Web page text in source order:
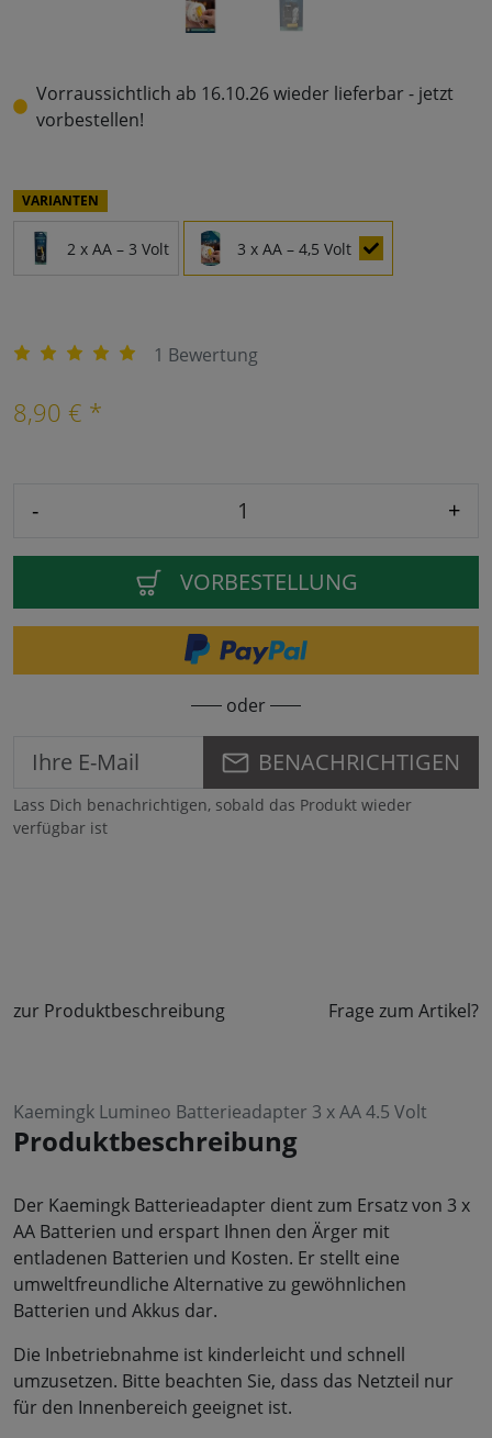
Vorraussichtlich ab 16.10.26 wieder lieferbar - jetzt
vorbestellen!
VARIANTEN
2 x AA – 3 Volt 3 x AA – 4,5 Volt
1 Bewertung
8,90 € *
- +
VORBESTELLUNG
oder
BENACHRICHTIGEN
Lass Dich benachrichtigen, sobald das Produkt wieder
verfügbar ist
zur Produktbeschreibung Frage zum Artikel?
Kaemingk Lumineo Batterieadapter 3 x AA 4.5 Volt
Produktbeschreibung
Der Kaemingk Batterieadapter dient zum Ersatz von 3 x
AA Batterien und erspart Ihnen den Ärger mit
entladenen Batterien und Kosten. Er stellt eine
umweltfreundliche Alternative zu gewöhnlichen
Batterien und Akkus dar.
Die Inbetriebnahme ist kinderleicht und schnell
umzusetzen. Bitte beachten Sie, dass das Netzteil nur
für den Innenbereich geeignet ist.